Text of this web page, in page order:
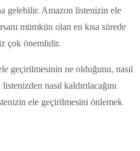
gelebilir. Amazon listenizin ele
mümkün olan en kısa sürede
çok önemlidir.
geçirilmesinin ne olduğunu, nasıl
nasıl kaldırılacağını
ele geçirilmesini önlemek